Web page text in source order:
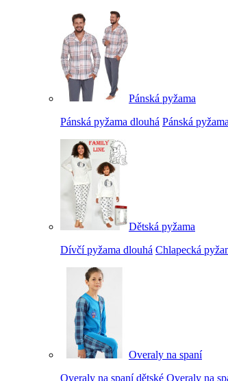
Pánská pyžama
Pánská pyžama dlouhá Pánská
Dětská pyžama
Dívčí pyžama dlouhá Chlapecká
Overaly na spaní
Overaly na spaní dětské Overaly na